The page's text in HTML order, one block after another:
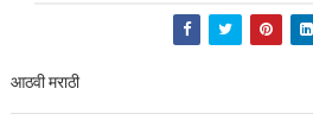
आठवी मराठी